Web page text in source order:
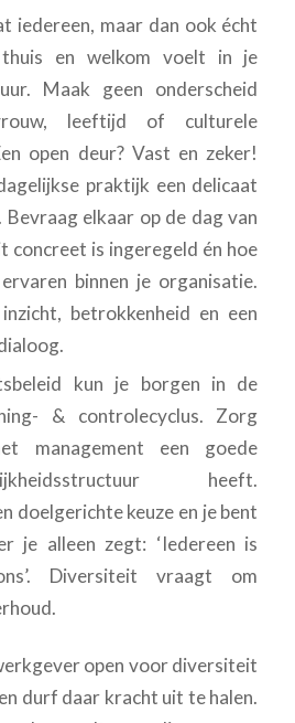
iedereen, maar dan ook écht
thuis en welkom voelt in je
Maak geen onderscheid
leeftijd of culturele
open deur? Vast en zeker!
praktijk een delicaat
Bevraag elkaar op de dag van
concreet is ingeregeld én hoe
binnen je organisatie.
betrokkenheid en een
kun je borgen in de
& controlecyclus. Zorg
management een goede
heeft.
doelgerichte keuze en je bent
je alleen zegt: ‘Iedereen is
Diversiteit vraagt om
open voor diversiteit
durf daar kracht uit te halen.